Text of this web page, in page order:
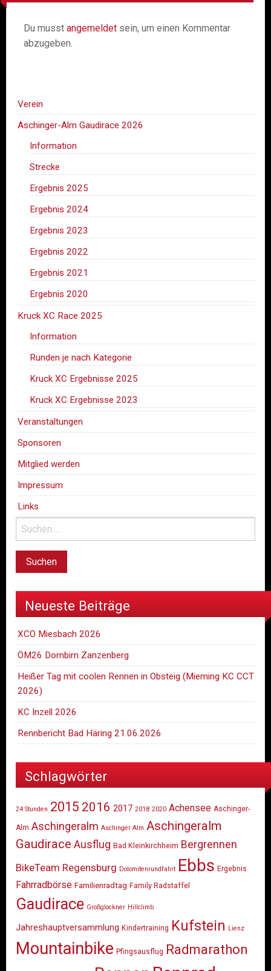
Du musst angemeldet sein, um einen Kommentar
abzugeben.
Verein
Aschinger-Alm Gaudirace 2026
Information
Strecke
Ergebnis 2025
Ergebnis 2024
Ergebnis 2023
Ergebnis 2022
Ergebnis 2021
Ergebnis 2020
Kruck XC Race 2025
Information
Runden je nach Kategorie
Kruck XC Ergebnisse 2025
Kruck XC Ergebnisse 2023
Veranstaltungen
Sponsoren
Mitglied werden
Impressum
Links
Neueste Beiträge
XCO Miesbach 2026
ÖM26 Dornbirn Zanzenberg
Heißer Tag mit coolen Rennen in Obsteig (Mieming KC CCT
2026)
KC Inzell 2026
Rennbericht Bad Häring 21.06.2026
Schlagwörter
24 Stunden 2015 2016 2017 2018 2020 Achensee Aschinger-
Alm Aschingeralm Aschinger Alm Aschingeralm
Gaudirace Ausflug Bad Kleinkirchheim Bergrennen
BikeTeam Regensburg Dolomitenrundfahrt Ebbs Ergebnis
Fahrradbörse Familienradtag Family Radstaffel
Gaudirace Großglockner Hillclimb
Jahreshauptversammlung Kindertraining Kufstein Lienz
Mountainbike Pfingsausflug Radmarathon